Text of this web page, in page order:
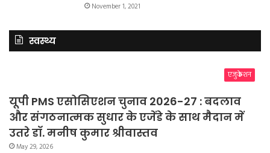
November 1, 2021
स्वस्थ्य
एजुकेशन
यूपी PMS एसोसिएशन चुनाव 2026-27 : बदलाव
और संगठनात्मक सुधार के एजेंडे के साथ मैदान में
उतरे डॉ. मनीष कुमार श्रीवास्तव
May 29, 2026